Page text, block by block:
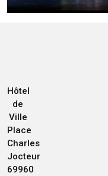
Hôtel
de
Ville
Place
Charles
Jocteur
69960